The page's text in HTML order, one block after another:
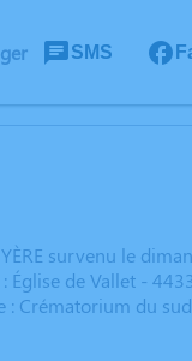
SMS
survenu le
de Vallet -
: Crématorium du